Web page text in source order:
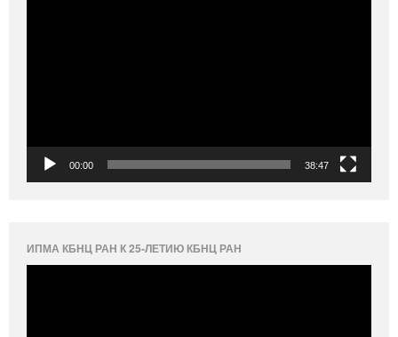
00:00 38:47
ИПМА КБНЦ РАН К 25-ЛЕТИЮ КБНЦ РАН